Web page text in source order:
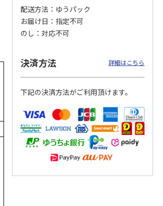
配送方法
ゆうパック
お届け日
指定不可
のし
対応不可
決済方法 詳細はこちら
下記の決済方法がご利用頂けます。